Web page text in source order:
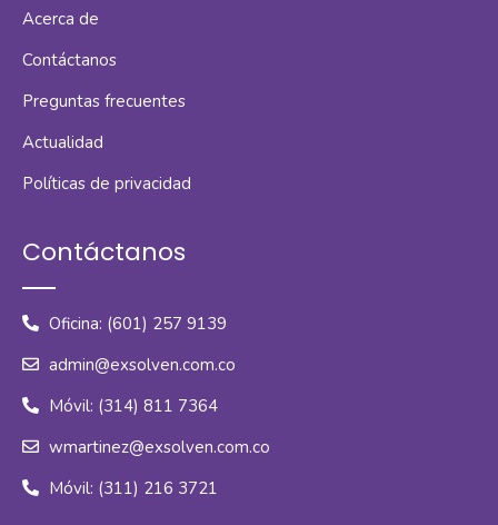
Acerca de
Contáctanos
Preguntas frecuentes
Actualidad
Políticas de privacidad
Contáctanos
Oficina: (601) 257 9139
admin@exsolven.com.co
Móvil: (314) 811 7364
wmartinez@exsolven.com.co
Móvil: (311) 216 3721